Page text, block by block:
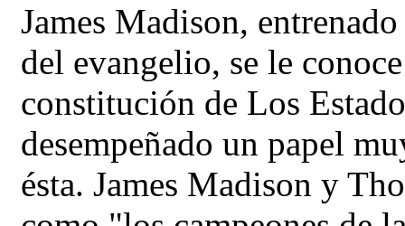
James Madison,
del evangelio, se le
constitución de Los
desempeñado un papel
ésta. James Madison y